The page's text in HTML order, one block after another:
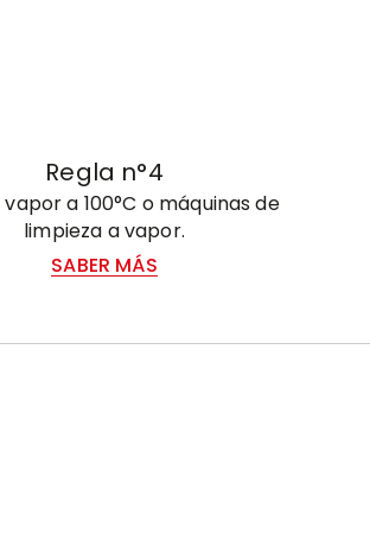
Regla n°4
vapor a 100°C o máquinas de
limpieza a vapor.
SABER MÁS